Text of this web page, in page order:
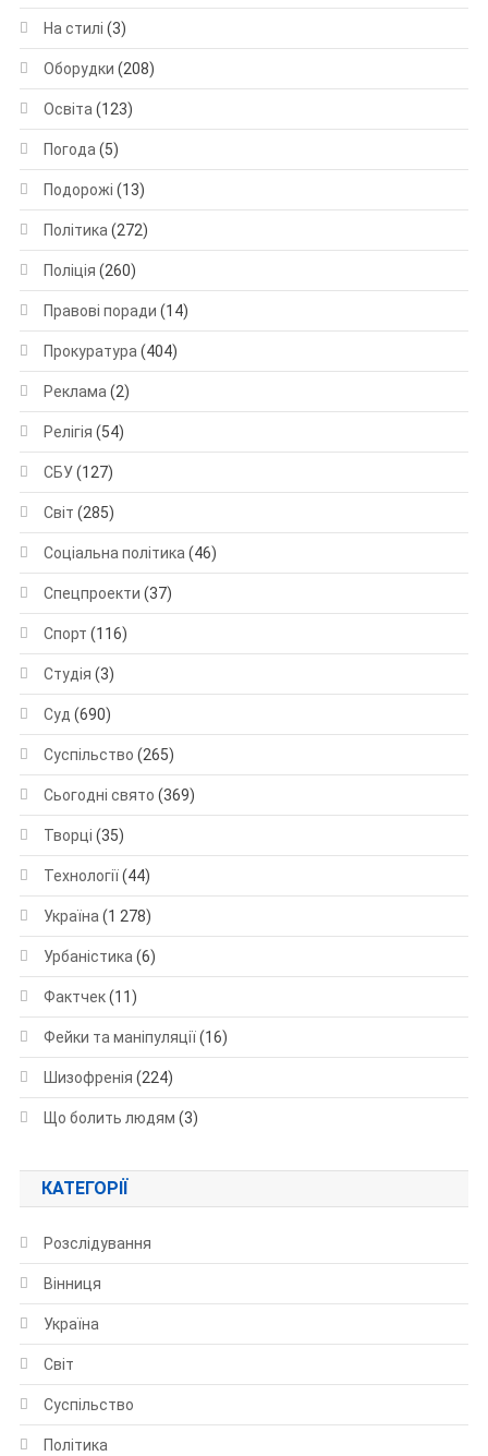
На стилі (3)
Оборудки (208)
Освіта(123)
Погода(5)
Подорожі (13)
Політика(272)
Поліція (260)
Правові поради (14)
Прокуратура(404)
Реклама(2)
Релігія (54)
СБУ(127)
Світ (285)
Соціальна політика(46)
Спецпроекти (37)
Спорт (116)
Студія (3)
Суд (690)
Суспільство (265)
Сьогодні свято (369)
Творці (35)
Технології(44)
Україна(1 278)
Урбаністика(6)
Фактчек(11)
Фейки та маніпуляції(16)
Шизофренія (224)
Що болить людям (3)
КАТЕГОРІЇ
Розслідування
Вінниця
Україна
Світ
Суспільство
Політика